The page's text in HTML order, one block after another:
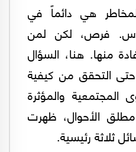
هي دائماً في
فرص، لكن لمن
منها. هنا، السؤال
التحقق من كيفية
المجتمعية والمؤثرة
الأحوال، ظهرت
ثلاثة رئيسية.